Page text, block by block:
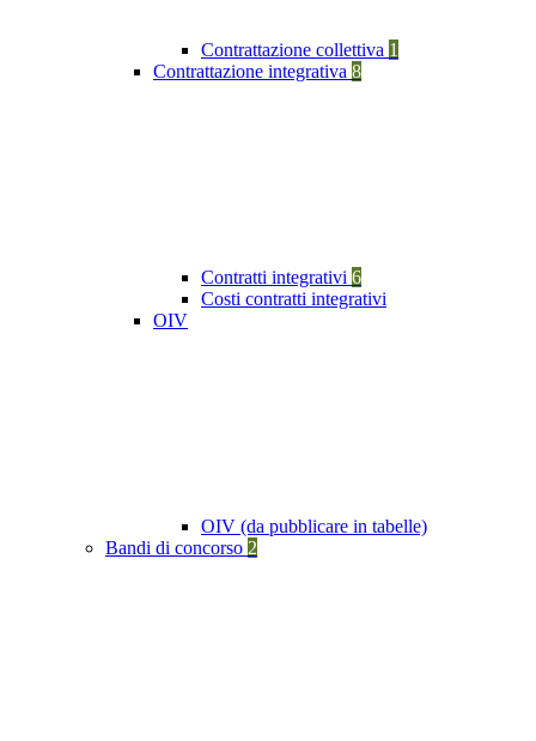
Contrattazione collettiva 1
Contrattazione integrativa 8
Contratti integrativi 6
Costi contratti integrativi
OIV
OIV (da pubblicare in tabelle)
Bandi di concorso 2